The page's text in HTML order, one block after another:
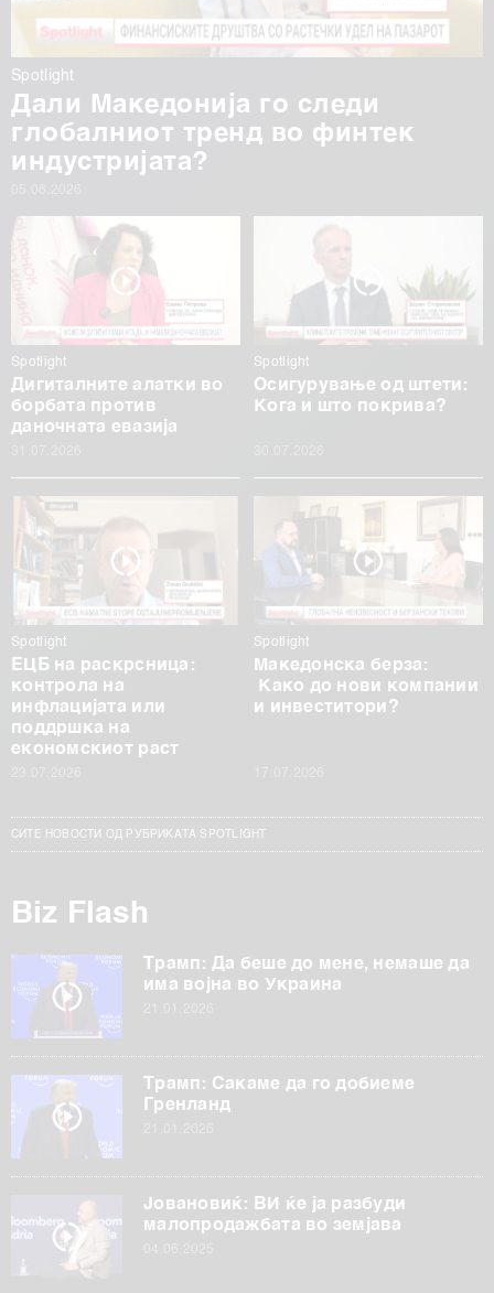
Spotlight
Дали Македонија го следи
глобалниот тренд во финтек
индустријата?
Spotlight
Дигиталните алатки во
борбата против
даночната евазија
Spotlight
Осигурување од штети:
Кога и што покрива?
Spotlight
ЕЦБ на раскрсница:
контрола на
инфлацијата или
поддршка на
економскиот раст
Spotlight
Македонска берза:
Како до нови компании
и инвеститори?
СИТЕ НОВОСТИ ОД РУБРИКАТА SPOTLIGHT
Biz Flash
Трамп: Да беше до мене, немаше да
има војна во Украина
Трамп: Сакаме да го добиеме
Гренланд
Јовановиќ: ВИ ќе ја разбуди
малопродажбата во земјава